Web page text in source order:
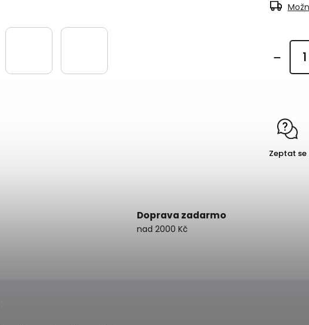
Zeptat se
Doprava zadarmo
nad 2000 Kč